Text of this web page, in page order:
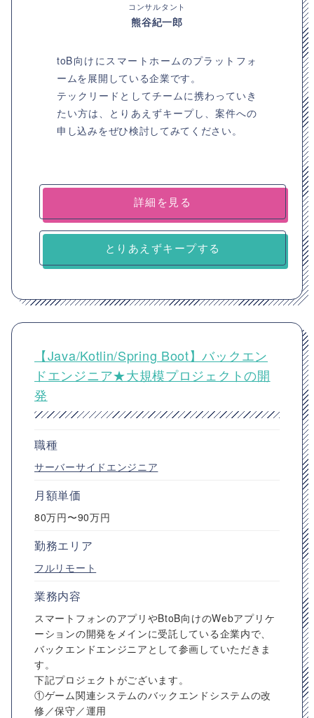
コンサルタント
熊谷紀一郎
toB向けにスマートホームのプラットフォ
ームを展開している企業です。
テックリードとしてチームに携わっていき
たい方は、とりあえずキープし、案件への
申し込みをぜひ検討してみてください。
詳細を見る
とりあえずキープする
【Java/Kotlin/Spring Boot】バックエン
ドエンジニア★大規模プロジェクトの開
発
職種
サーバーサイドエンジニア
月額単価
80万円〜90万円
勤務エリア
フルリモート
業務内容
スマートフォンのアプリやBtoB向けのWebアプリケ
ーションの開発をメインに受託している企業内で、
バックエンドエンジニアとして参画していただきま
す。
下記プロジェクトがございます。
①ゲーム関連システムのバックエンドシステムの改
修／保守／運用